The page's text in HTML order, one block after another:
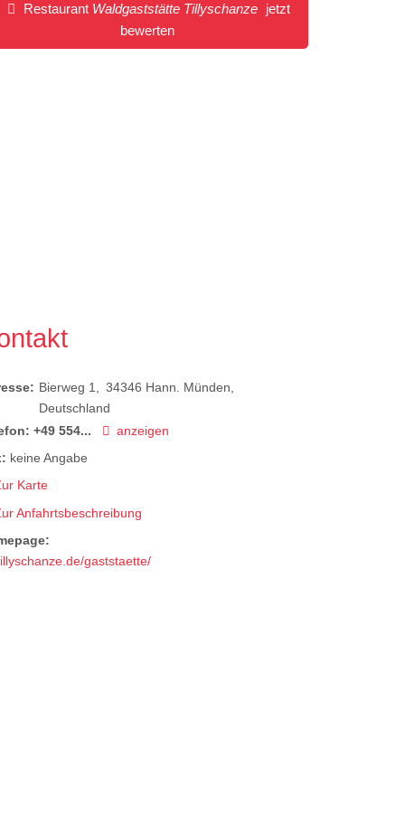
Restaurant Waldgaststätte Tillyschanze jetzt
bewerten
Bierweg 1 34346 Hann. Münden
Deutschland
+49 554...
anzeigen
keine Angabe
Karte
Anfahrtsbeschreibung
gaststaette/